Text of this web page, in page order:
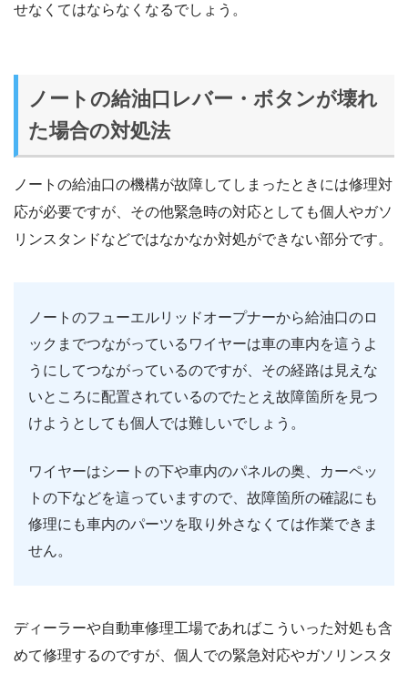
せなくてはならなくなるでしょう。
ノートの給油口レバー・ボタンが壊れ
た場合の対処法
ノートの給油口の機構が故障してしまったときには修理対
応が必要ですが、その他緊急時の対応としても個人やガソ
リンスタンドなどではなかなか対処ができない部分です。
ノートのフューエルリッドオープナーから給油口のロ
ックまでつながっているワイヤーは車の車内を這うよ
うにしてつながっているのですが、その経路は見えな
いところに配置されているのでたとえ故障箇所を見つ
けようとしても個人では難しいでしょう。
ワイヤーはシートの下や車内のパネルの奥、カーペッ
トの下などを這っていますので、故障箇所の確認にも
修理にも車内のパーツを取り外さなくては作業できま
せん。
ディーラーや自動車修理工場であればこういった対処も含
めて修理するのですが、個人での緊急対応やガソリンスタ